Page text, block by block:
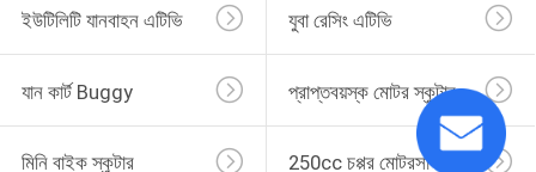
ইউটিলিটি যানবাহন এটিভি যুবা রেসিং এটিভি
যান কার্ট Buggy প্রাপ্তবয়স্ক মোটর স্কুটার
মিনি বাইক স্কুটার 250cc চপ্পর মোটরসাইকেল